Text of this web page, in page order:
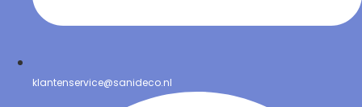
klantenservice@sanideco.nl